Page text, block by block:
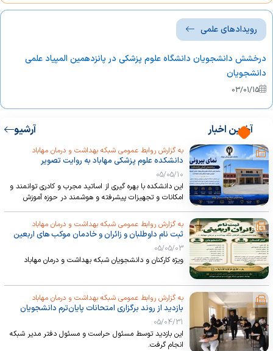
فرایند فراغت از تحصیل
فرایند مراحل ثبت نام
فرایند مرخصی تحصیلی
فرایند معرفی دانشجویان مشروط به مرکز مشاوره
دانشگاه
فرایند نظارت بر پرونده‌ها و سوابق دانشجویان
فرایند حذف و اضافه
فرایند نگهداری اوراق و برگه های امتحانی
دانشجویان
مراحل ثبت نام اینترنتی دانشجویان جدیدالورود
برنامه ریزی درسی
رویدادهای علمی
درخشش دانشجویان دانشگاه علوم پزشکی در پانزدهمین المپیاد علمی
دانشجویان
03/01/15
آخرین اخبار آرشیو
به گزارش روابط عمومی شبکه بهداشت و درمان مهاباد
دانشکده علوم پزشکی مهاباد به روایت تصویر
05/05/10
این دانشکده با بهره گیری از اساتید مجرب و کادری توانمند و
امکانات و تجهیزات پیشرفته و هوشمند در حوزه آموزش
به گزارش روابط عمومی شبکه بهداشت و درمان مهاباد
ثبت نام داوطلبان و زائران و خادمان موکب های اربعین
05/05/03
ویژه کارکنان و دانشجویان شبکه بهداشت و درمان مهاباد
به گزارش روابط عمومی شبکه بهداشت و درمان مهاباد
بازدید از روند برگزاری امتحانات پایان‌ترم دانشجویان
دانشکده علوم پزشکی مهاباد
05/04/31
این بازدید توسط مسئول حراست و مسئول دفتر مدیر شبکه
انجام گرفت.